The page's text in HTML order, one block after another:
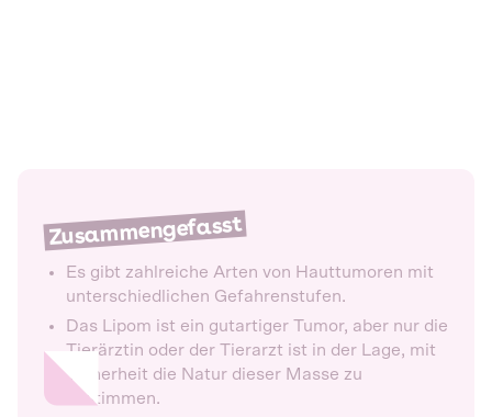
Zusammengefasst
Es gibt zahlreiche Arten von Hauttumoren mit
unterschiedlichen Gefahrenstufen.
Das Lipom ist ein gutartiger Tumor, aber nur die
Tierärztin oder der Tierarzt ist in der Lage, mit
Sicherheit die Natur dieser Masse zu
bestimmen.